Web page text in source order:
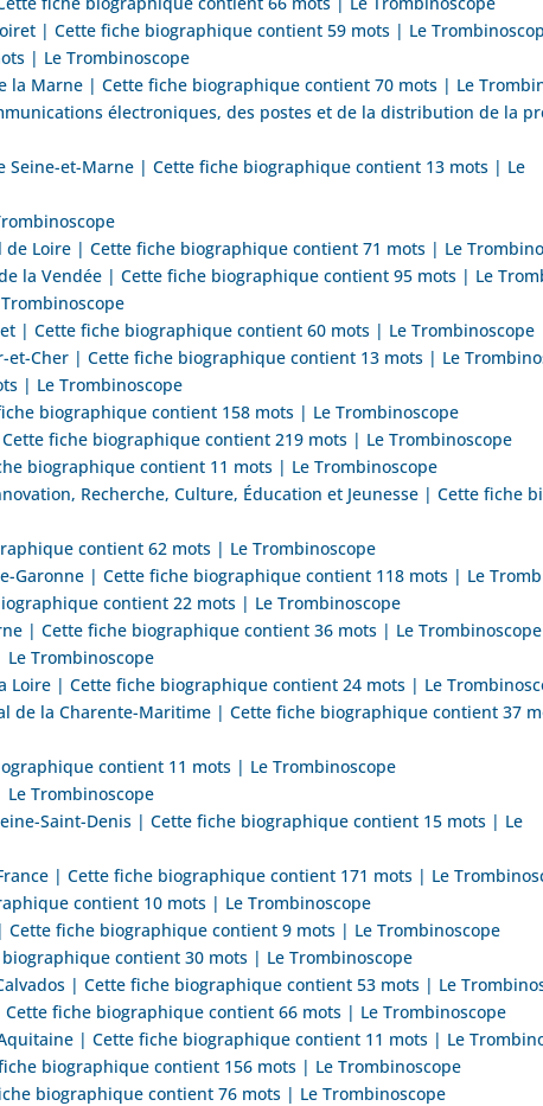
| Cette fiche biographique contient 59 mots | Le
| Le Trombinoscope
Marne | Cette fiche biographique contient 70 mots | Le
électroniques, des postes et de la distribution de la
Seine-et-Marne | Cette fiche biographique contient 13 mots | Le
Loire | Cette fiche biographique contient 71 mots | Le
la Vendée | Cette fiche biographique contient 95 mots | Le
| Cette fiche biographique contient 60 mots | Le Trombinoscope
Cher | Cette fiche biographique contient 13 mots | Le
| Le Trombinoscope
biographique contient 158 mots | Le Trombinoscope
fiche biographique contient 219 mots | Le Trombinoscope
biographique contient 11 mots | Le Trombinoscope
Recherche, Culture, Éducation et Jeunesse | Cette fiche
contient 62 mots | Le Trombinoscope
Garonne | Cette fiche biographique contient 118 mots | Le
contient 22 mots | Le Trombinoscope
| Cette fiche biographique contient 36 mots | Le Trombinoscope
Trombinoscope
Loire | Cette fiche biographique contient 24 mots | Le
de la Charente-Maritime | Cette fiche biographique contient 37
contient 11 mots | Le Trombinoscope
Trombinoscope
Saint-Denis | Cette fiche biographique contient 15 mots | Le
| Cette fiche biographique contient 171 mots | Le
contient 10 mots | Le Trombinoscope
fiche biographique contient 9 mots | Le Trombinoscope
contient 30 mots | Le Trombinoscope
| Cette fiche biographique contient 53 mots | Le
fiche biographique contient 66 mots | Le Trombinoscope
| Cette fiche biographique contient 11 mots | Le
biographique contient 156 mots | Le Trombinoscope
biographique contient 76 mots | Le Trombinoscope